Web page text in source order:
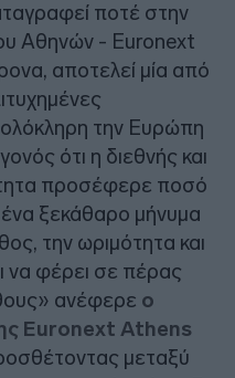
ποτέ στην
Αθηνών - Euronext
αποτελεί μία από
την Ευρώπη
ότι η διεθνής και
προσέφερε ποσό
ξεκάθαρο μήνυμα
την ωριμότητα και
να φέρει σε πέρας
ανέφερε ο
Euronext Athens
μεταξύ